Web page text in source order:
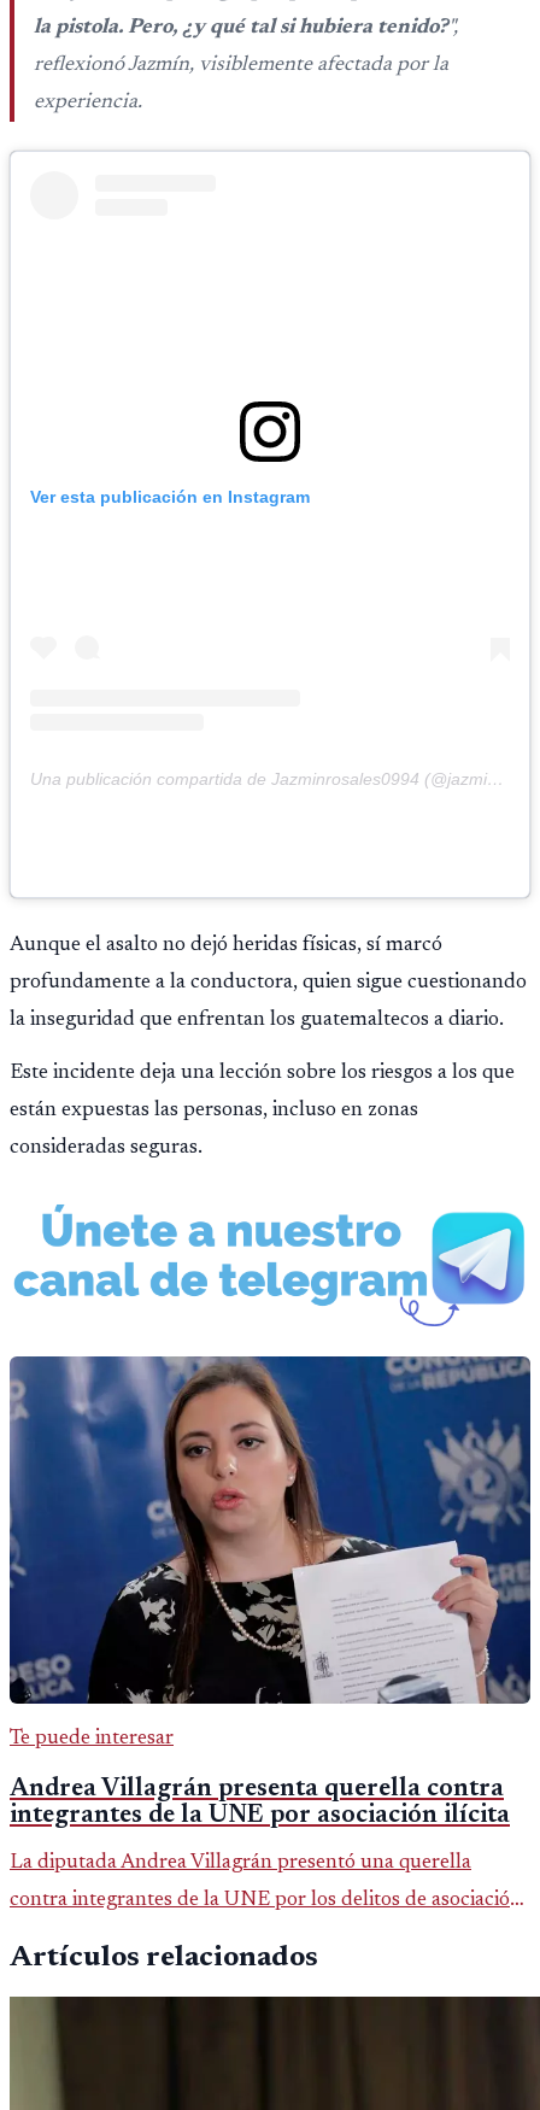
importar edad.
la pistola. Pero, ¿y qué tal si hubiera tenido?",
reflexionó Jazmín, visiblemente afectada por la
experiencia.
Ver esta publicación en Instagram
Una publicación compartida de Jazminrosales0994 (@jazminrosales0994)
Aunque el asalto no dejó heridas físicas, sí marcó
profundamente a la conductora, quien sigue cuestionando
la inseguridad que enfrentan los guatemaltecos a diario.
Este incidente deja una lección sobre los riesgos a los que
están expuestas las personas, incluso en zonas
consideradas seguras.
Te puede interesar
Andrea Villagrán presenta querella contra
integrantes de la UNE por asociación ilícita
La diputada Andrea Villagrán presentó una querella
contra integrantes de la UNE por los delitos de asociación
Artículos relacionados